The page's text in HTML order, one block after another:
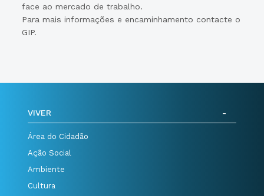
face ao mercado de trabalho.
Para mais informações e encaminhamento contacte o
GIP.
VIVER
Área do Cidadão
Ação Social
Ambiente
Cultura